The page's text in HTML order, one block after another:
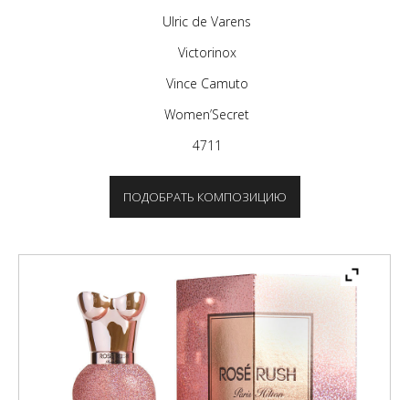
Ulric de Varens
Victorinox
Vince Camuto
Women’Secret
4711
ПОДОБРАТЬ КОМПОЗИЦИЮ